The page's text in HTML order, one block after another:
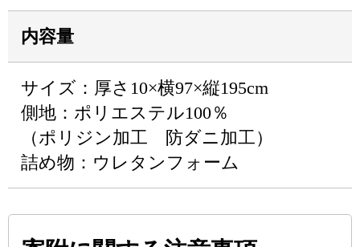
内容量
サイズ：厚さ10×横97×縦195cm
側地：ポリエステル100％
（ポリジン加工 防ダニ加工）
詰め物：ウレタンフォーム